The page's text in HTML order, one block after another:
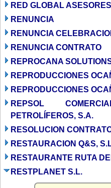
RED GLOBAL
RENUNCIA
RENUNCIA
RENUNCIA CONTRATO
REPROCANA
REPRODUCCIONES
REPRODUCCIONES
REPSOL
PETROLÍFEROS, S.A.
RESOLUCION
RESTAURACION Q&S,
RESTAURANTE RUTA
RESTPLANET S.L.